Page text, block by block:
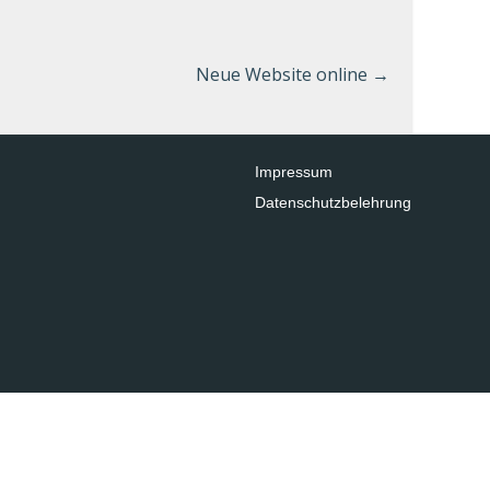
Neue Website online →
Impressum
Datenschutzbelehrung